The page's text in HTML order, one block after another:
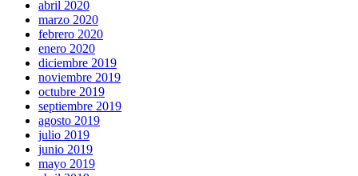
abril 2020
marzo 2020
febrero 2020
enero 2020
diciembre 2019
noviembre 2019
octubre 2019
septiembre 2019
agosto 2019
julio 2019
junio 2019
mayo 2019